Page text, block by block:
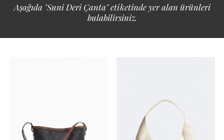
Aşağıda "Suni Deri Çanta" etiketinde yer alan ürünleri
bulabilirsiniz.